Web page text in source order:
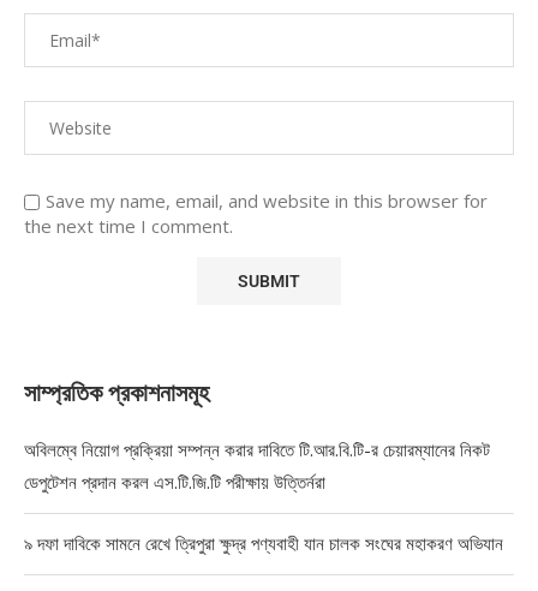
Save my name, email, and website in this browser for
the next time I comment.
সাম্প্রতিক প্রকাশনাসমূহ
অবিলম্বে নিয়োগ প্রক্রিয়া সম্পন্ন করার দাবিতে টি.আর.বি.টি-র চেয়ারম্যানের নিকট
ডেপুটেশন প্রদান করল এস.টি.জি.টি পরীক্ষায় উত্তির্নরা
৯ দফা দাবিকে সামনে রেখে ত্রিপুরা ক্ষুদ্র পণ্যবাহী যান চালক সংঘের মহাকরণ অভিযান